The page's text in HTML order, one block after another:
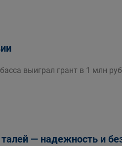
выиграл грант в 1 млн
— надежность и